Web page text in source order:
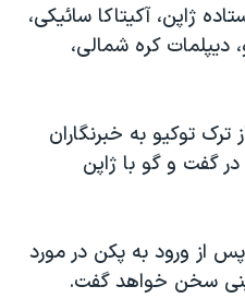
ژاپن، آکيتاکا سائيکی،
کره شمالی،
توکيو به خبرنگاران
گفت و گو با ژاپن
از ورود به پکن در مورد
سخن خواهد گفت.